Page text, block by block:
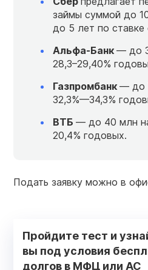
займы суммой до
до 5 лет по ставке
Альфа-Банк — до
28,3–29,40%
Газпромбанк — до
32,3%—34,3%
ВТБ — до 40 млн
20,4% годовых.
Подать заявку можно в
Пройдите тест и
вы под условия
долгов в МФЦ или АС